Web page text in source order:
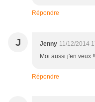
Répondre
J Jenny 11/12/2014
Moi aussi j'en veux
Répondre